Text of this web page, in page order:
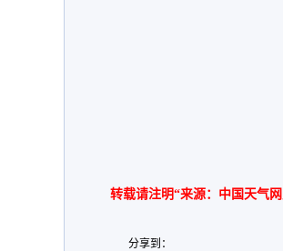
转载请注明“来源：中国天气网
分享到：